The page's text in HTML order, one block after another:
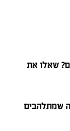
שאלו את
שמתלהבים